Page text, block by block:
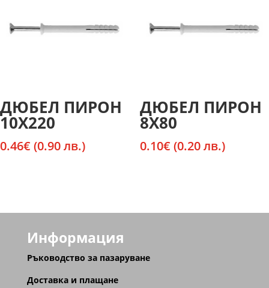
ДЮБЕЛ ПИРОН
10Х220
0.46€ (0.90 лв.)
ДЮБЕЛ ПИРОН
8Х80
0.10€ (0.20 лв.)
Информация
Ръководство за пазаруване
Доставка и плащане